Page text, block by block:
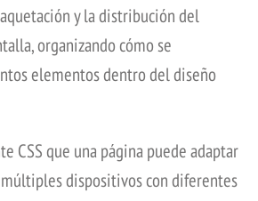
y la distribución del
organizando cómo se
elementos dentro del diseño
CSS que una página puede adaptar
dispositivos con diferentes